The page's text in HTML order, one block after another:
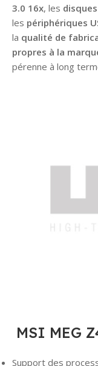
3.0 16x, les
les périphériques
la qualité de
propres à la
pérenne à long
MSI MEG
Support des